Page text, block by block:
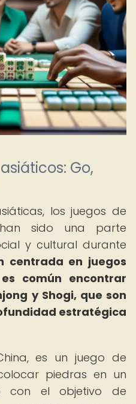
Go,
los juegos de
sido una parte
y cultural durante
centrada en juegos
común encontrar
y Shogi, que son
estratégica
es un juego de
piedras en un
con el objetivo de